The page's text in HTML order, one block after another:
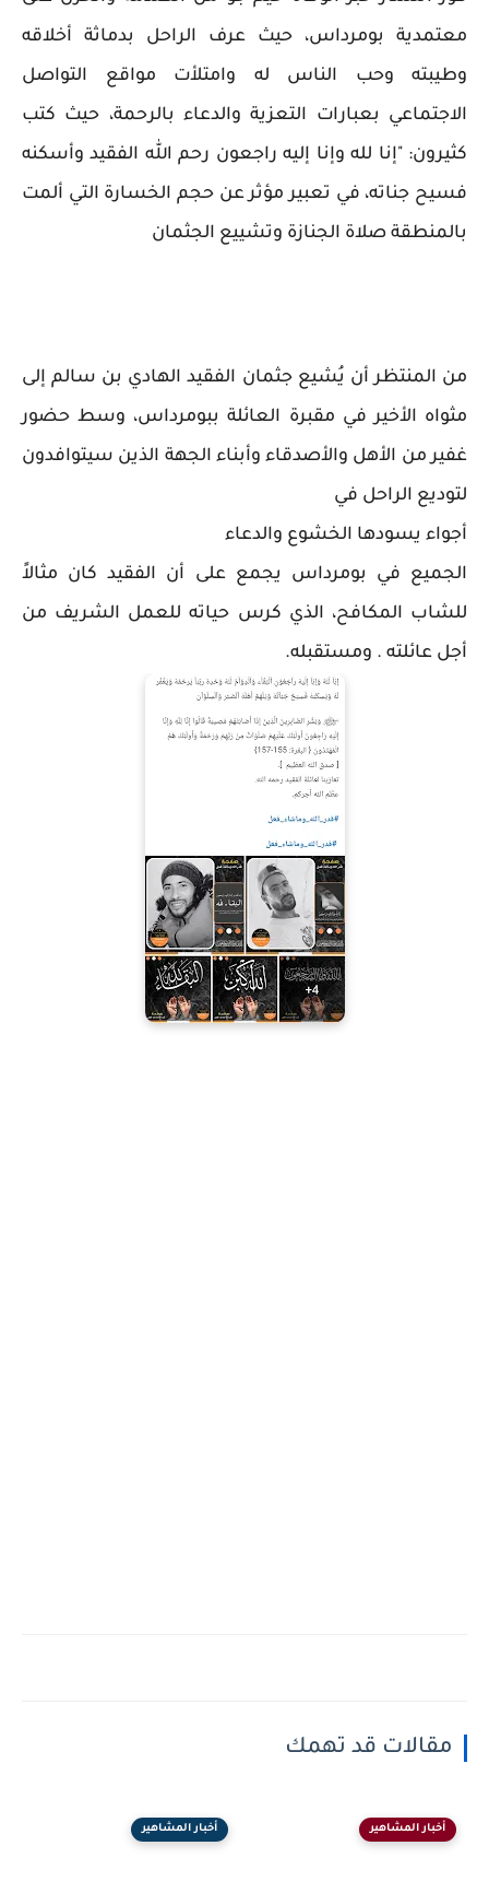
معتمدية بومرداس، حيث عرف الراحل بدماثة أخلاقه
وطيبته وحب الناس له وامتلأت مواقع التواصل
الاجتماعي بعبارات التعزية والدعاء بالرحمة، حيث كتب
كثيرون: "إنا لله وإنا إليه راجعون رحم الله الفقيد وأسكنه
فسيح جناته، في تعبير مؤثر عن حجم الخسارة التي ألمت
بالمنطقة صلاة الجنازة وتشييع الجثمان
من المنتظر أن يُشيع جثمان الفقيد الهادي بن سالم إلى
مثواه الأخير في مقبرة العائلة ببومرداس، وسط حضور
غفير من الأهل والأصدقاء وأبناء الجهة الذين سيتوافدون
لتوديع الراحل في
أجواء يسودها الخشوع والدعاء
الجميع في بومرداس يجمع على أن الفقيد كان مثالاً
للشاب المكافح، الذي كرس حياته للعمل الشريف من
أجل عائلته . ومستقبله.
مقالات قد تهمك
أخبار المشاهير أخبار المشاهير